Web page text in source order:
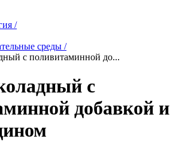
/
среды /
с поливитаминной до...
с
добавкой и